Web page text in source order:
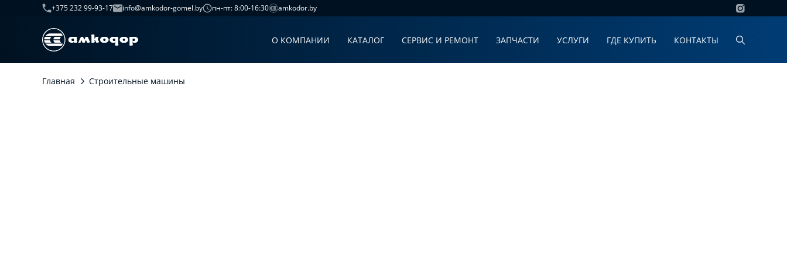
+375 232 99-93-17 info@amkodor-gomel.by пн-пт: 8:00-16:30 amkodor.by
О КОМПАНИИ КАТАЛОГ СЕРВИС И РЕМОНТ ЗАПЧАСТИ УСЛУГИ ГДЕ КУПИТЬ КОНТАКТЫ
Главная Строительные машины